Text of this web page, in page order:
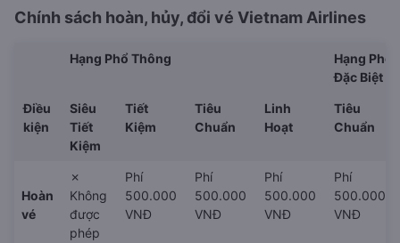
Chính sách hoàn, hủy, đổi vé Vietnam Airlines
Hạng Phổ Thông
Hạng Phổ
Đặc Biệt
Điều
kiện
Siêu
Tiết
Kiệm
Tiết
Kiệm
Tiêu
Chuẩn
Linh
Hoạt
Tiêu
Chuẩn
Hoàn
vé
✗
Không
được
phép
Phí
500.000
VNĐ
Phí
500.000
VNĐ
Phí
500.000
VNĐ
Phí
500.000
VNĐ